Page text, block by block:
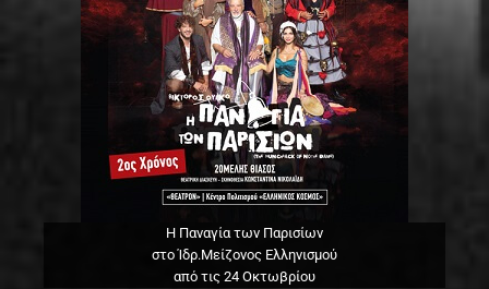
Η Παναγία των Παρισίων
στο Ίδρ.Μείζονος Ελληνισμού
από τις 24 Οκτωβρίου